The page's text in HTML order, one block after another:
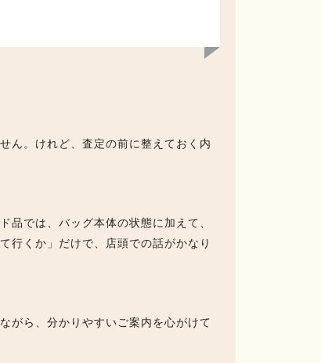
ん。けれど、査定の前に整えておく内
品では、バッグ本体の状態に加えて、
行くか」だけで、店頭での話がかなり
がら、分かりやすいご案内を心がけて